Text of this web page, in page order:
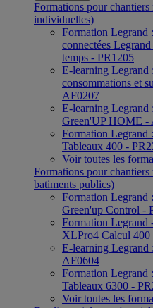
Formations pour chantiers
individuelles)
Formation Legrand
connectées
temps - PR1205
E-learning Legrand
consommations et
AF0207
E-learning Legrand
Green'UP HOME -
Formation
Tableaux 400 -
Voir toutes les
Formations pour chantiers
batiments publics)
Formation Legrand
Green'up Control -
Formation Legrand
XLPro4 Calcul 400
E-learning
AF0604
Formation
Tableaux 6300 -
Voir toutes les